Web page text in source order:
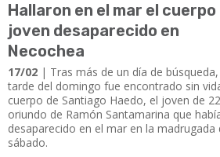
Hallaron en el mar el cuerpo
joven desaparecido en
Necochea
17/02 | Tras más de un día de
tarde del domingo fue encontrado sin
cuerpo de Santiago Haedo, el joven de
oriundo de Ramón Santamarina que
desaparecido en el mar en la madrugada
sábado.